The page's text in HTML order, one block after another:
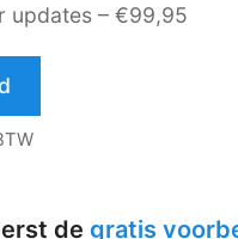
updates – €99,95
de gratis